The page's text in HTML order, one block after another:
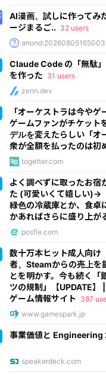
AI漫画、試しに作ってみ
ージまるご.. 32 users
anond:20260805165003
Claude Code の「無駄
を作った 31 users
zenn.dev
「オーケストラは今や
ゲームファンがチケット
デルを変えたらしい「
衆が全額を払ったのは初
togetter.com
よく調ベずに取ったお宿
た (可愛いくて嬉しい)→
緑色の冷蔵庫とか、食卓
かあればさらに盛り上が
posfie.com
数十万本ヒット成人向け
者、Steamからの売上を
とを明かす。今も続く「
ツの規制」【UPDATE
ゲーム情報サイト 387
www.gamespark.jp
事業価値と Engineering
speakerdeck.com